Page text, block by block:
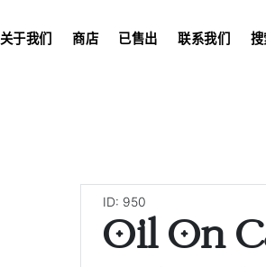
关于我们 商店 已售出 联系我们 搜
ID: 950
Oil On